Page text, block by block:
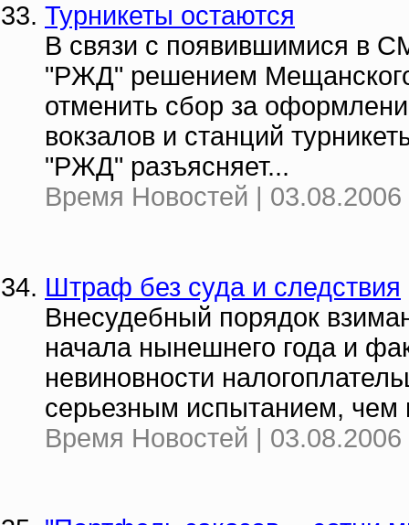
Турникеты остаются
В связи с появившимися в
"РЖД" решением
отменить сбор за
вокзалов и станций
"РЖД" разъясняет...
Время Новостей | 03.08.2006
Штраф без суда и следствия
Внесудебный порядок
начала нынешнего года и
невиновности
серьезным испытанием, чем
Время Новостей | 03.08.2006